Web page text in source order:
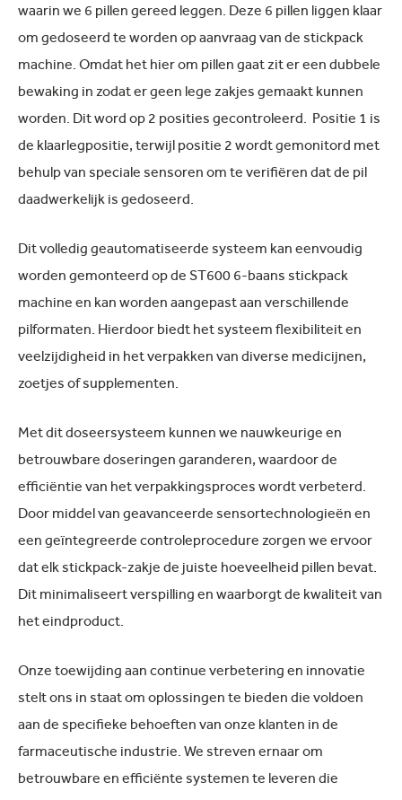
waarin we 6 pillen gereed leggen. Deze 6 pillen liggen klaar
om gedoseerd te worden op aanvraag van de stickpack
machine. Omdat het hier om pillen gaat zit er een dubbele
bewaking in zodat er geen lege zakjes gemaakt kunnen
worden. Dit word op 2 posities gecontroleerd. Positie 1 is
de klaarlegpositie, terwijl positie 2 wordt gemonitord met
behulp van speciale sensoren om te verifiëren dat de pil
daadwerkelijk is gedoseerd.
Dit volledig geautomatiseerde systeem kan eenvoudig
worden gemonteerd op de ST600 6-baans stickpack
machine en kan worden aangepast aan verschillende
pilformaten. Hierdoor biedt het systeem flexibiliteit en
veelzijdigheid in het verpakken van diverse medicijnen,
zoetjes of supplementen.
Met dit doseersysteem kunnen we nauwkeurige en
betrouwbare doseringen garanderen, waardoor de
efficiëntie van het verpakkingsproces wordt verbeterd.
Door middel van geavanceerde sensortechnologieën en
een geïntegreerde controleprocedure zorgen we ervoor
dat elk stickpack-zakje de juiste hoeveelheid pillen bevat.
Dit minimaliseert verspilling en waarborgt de kwaliteit van
het eindproduct.
Onze toewijding aan continue verbetering en innovatie
stelt ons in staat om oplossingen te bieden die voldoen
aan de specifieke behoeften van onze klanten in de
farmaceutische industrie. We streven ernaar om
betrouwbare en efficiënte systemen te leveren die